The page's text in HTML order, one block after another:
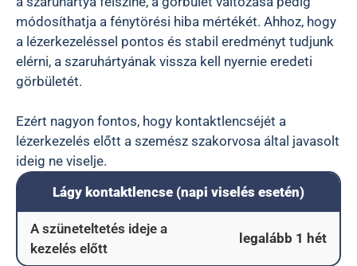
módosíthatja a fénytörési hiba mértékét. Ahhoz, hogy
a lézerkezeléssel pontos és stabil eredményt tudjunk
elérni, a szaruhártyának vissza kell nyernie eredeti
görbületét.
Ezért nagyon fontos, hogy kontaktlencséjét a
lézerkezelés előtt a szemész szakorvosa által javasolt
ideig ne viselje.
Lágy kontaktlencse (napi viselés esetén)
A szüneteltetés ideje a
kezelés előtt
legalább 1 hét